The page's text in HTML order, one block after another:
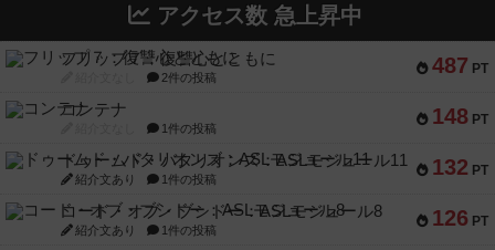
148 PT
紹介文なし 1件の投稿
ドゥームド・バタリオンズ：ASLモジュール11
紹介文あり
コード・オブ・ブシドー：ASLモジュール8
紹介文あり 1件の投稿
宝石の煌き：デュエル 偽造者
紹介文なし 1件の投稿
クランク! ：冒険者たち（拡張）